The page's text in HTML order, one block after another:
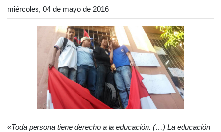
miércoles, 04 de mayo de 2016
«Toda persona tiene derecho a la educación. (…) La educación